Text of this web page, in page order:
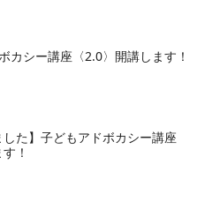
カシー講座〈2.0〉開講します！
した】子どもアドボカシー講座
！